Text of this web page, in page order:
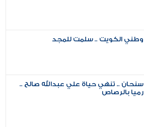
وطني الكويت .. سلمت للمجد
سنحان .. تنهي حياة علي عبدالله صالح ..
رميا بالرصاص